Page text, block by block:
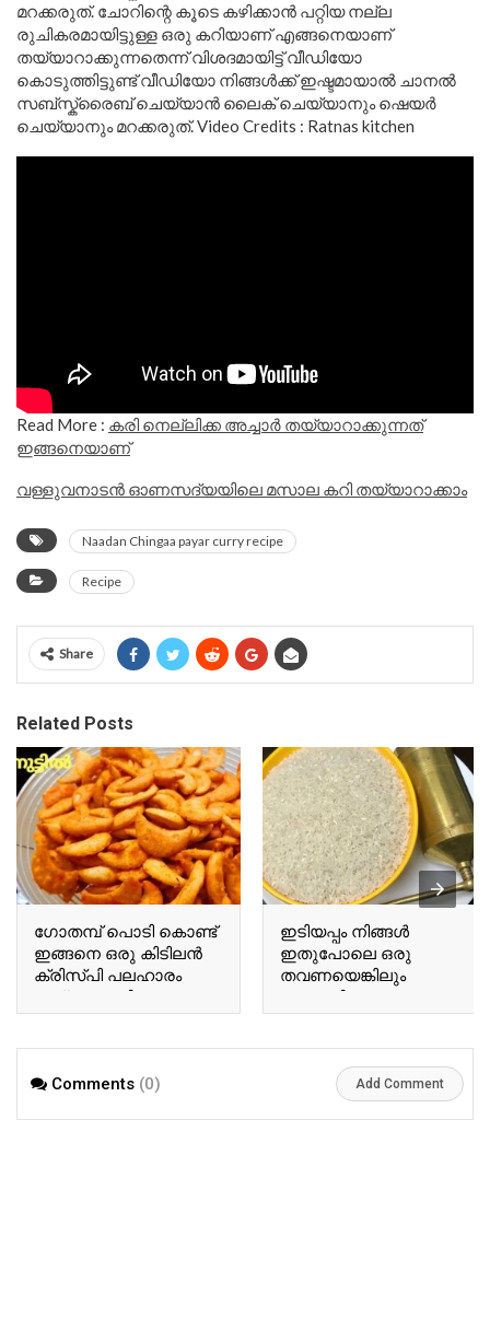
മറക്കരുത്. ചോറിന്റെ കൂടെ കഴിക്കാൻ പറ്റിയ നല്ല
രുചികരമായിട്ടുള്ള ഒരു കറിയാണ് എങ്ങനെയാണ്
തയ്യാറാക്കുന്നതെന്ന് വിശദമായിട്ട് വീഡിയോ
കൊടുത്തിട്ടുണ്ട് വീഡിയോ നിങ്ങൾക്ക് ഇഷ്ടമായാൽ ചാനൽ
സബ്സ്ക്രൈബ് ചെയ്യാൻ ലൈക് ചെയ്യാനും ഷെയർ
ചെയ്യാനും മറക്കരുത്. Video Credits : Ratnas kitchen
Read More : കരി നെല്ലിക്ക അച്ചാർ തയ്യാറാക്കുന്നത്
ഇങ്ങനെയാണ്
വള്ളുവനാടൻ ഓണസദ്യയിലെ മസാല കറി തയ്യാറാക്കാം
Naadan Chingaa payar curry recipe
Recipe
Share
Related Posts
ഗോതമ്പ് പൊടി കൊണ്ട്
ഇങ്ങനെ ഒരു കിടിലൻ
ക്രിസ്പി പലഹാരം
തയ്യാറാക്കിയാലോ..?
ഇടിയപ്പം നിങ്ങൾ
ഇതുപോലെ ഒരു
തവണയെങ്കിലും
ഉണ്ടാക്കി നോക്കൂ…
പിന്നെ ഇങ്ങനെ
Comments (0) Add Comment